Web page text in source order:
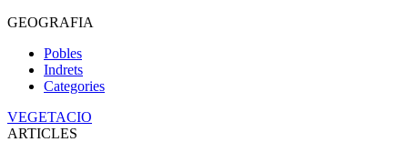
GEOGRAFIA
Pobles
Indrets
Categories
VEGETACIO
ARTICLES